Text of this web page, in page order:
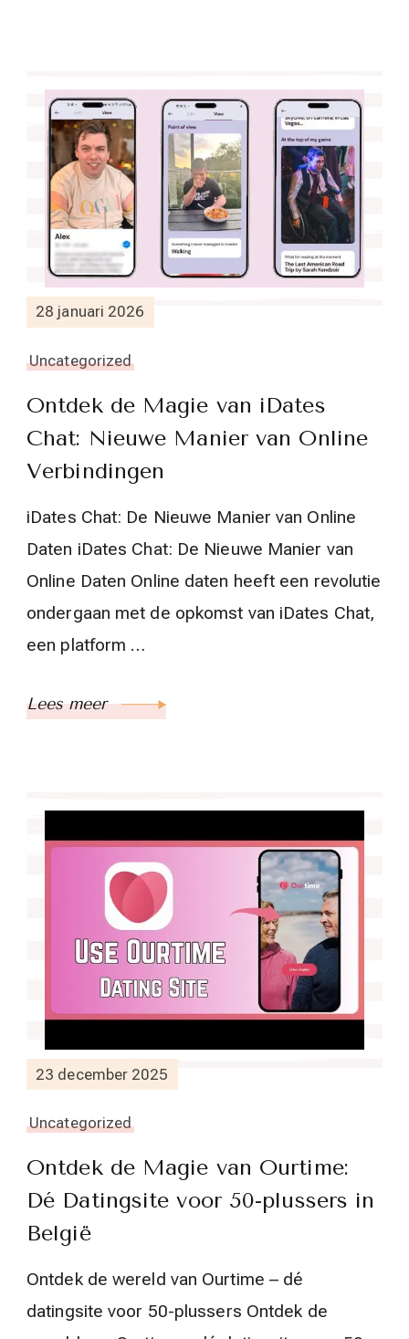
28 januari 2026
Uncategorized
Ontdek de Magie van iDates
Chat: Nieuwe Manier van Online
Verbindingen
iDates Chat: De Nieuwe Manier van Online
Daten iDates Chat: De Nieuwe Manier van
Online Daten Online daten heeft een revolutie
ondergaan met de opkomst van iDates Chat,
een platform …
Lees meer
23 december 2025
Uncategorized
Ontdek de Magie van Ourtime:
Dé Datingsite voor 50-plussers in
België
Ontdek de wereld van Ourtime – dé
datingsite voor 50-plussers Ontdek de